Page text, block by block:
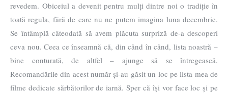
revedem. Obiceiul a devenit pentru mulți dintre noi o tradiție în
toată regula, fără de care nu ne putem imagina luna decembrie.
Se întâmplă câteodată să avem plăcuta surpriză de-a descoperi
ceva nou. Ceea ce înseamnă că, din când în când, lista noastră –
bine conturată, de altfel – ajunge să se întregească.
Recomandările din acest număr și-au găsit un loc pe lista mea de
filme dedicate sărbătorilor de iarnă. Sper că își vor face loc și pe